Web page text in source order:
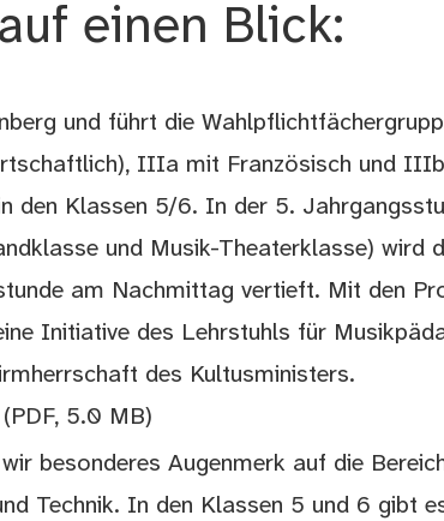
einen Blick:
und führt die
IIIa mit Französisch und
den Klassen 5/6. In der 5.
und Musik-Theaterklasse) wird
am Nachmittag vertieft. Mit den
Initiative des Lehrstuhls für
des Kultusministers.
(PDF, 5.0 MB)
besonderes Augenmerk auf die
Technik. In den Klassen 5 und 6 gibt